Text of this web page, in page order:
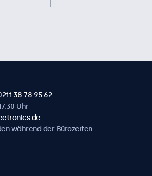
38 78 95 62
Uhr
während der Bürozeiten